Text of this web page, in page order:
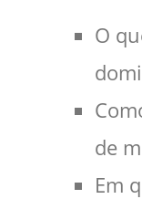
O
de
Em